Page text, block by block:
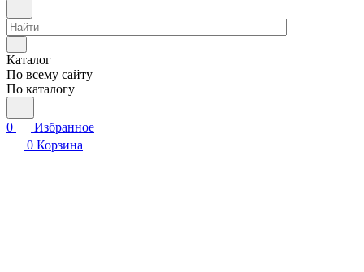
Каталог
По всему сайту
По каталогу
0
Избранное
0 Корзина